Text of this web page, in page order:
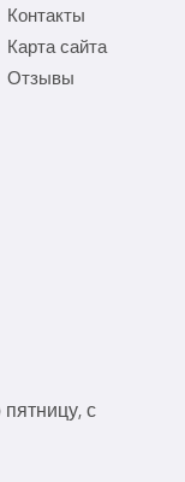
Контакты
Карта сайта
Отзывы
с